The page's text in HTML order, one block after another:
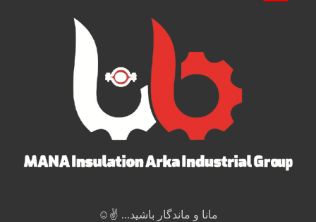
مانا و ماندگار باشید... ✌️☺️